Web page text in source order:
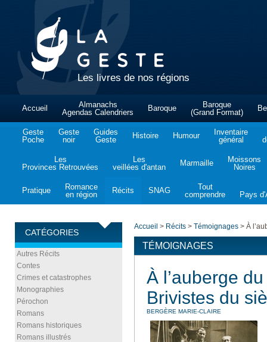
Les livres de nos régions
Accueil
Almanachs
Agendas Calendriers
Baroque
Baroque
(Grand Format)
Geste
Poche
Geste
noir
Guides
Geste
Histoire Humour
Inventaire
général
Les
Provinces Retrouvées
Les
veillées d'antan
Marmaille
Moissons
Noires
Pratique
Romance
en région
Récits SNAG
Tout
comprendre
Pays
CATÉGORIES
Autres Récits
Contes
Crimes et catastrophes
Monographies
Pérochon
Romans
Romans historiques
Romans illustrés
Accueil > Récits > Témoignages > À
TÉMOIGNAGES
À l’auberge du
Brivistes du
BERGÈRE MARIE-CLAIRE